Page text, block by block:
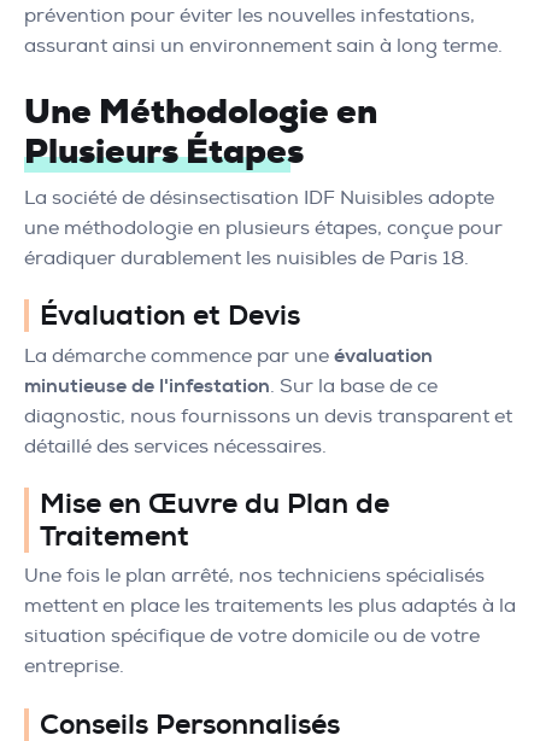
prévention pour éviter les nouvelles infestations,
assurant ainsi un environnement sain à long terme.
Une Méthodologie en
Plusieurs Étapes
La société de désinsectisation IDF Nuisibles adopte
une méthodologie en plusieurs étapes, conçue pour
éradiquer durablement les nuisibles de Paris 18.
Évaluation et Devis
La démarche commence par une évaluation
minutieuse de l'infestation. Sur la base de ce
diagnostic, nous fournissons un devis transparent et
détaillé des services nécessaires.
Mise en Œuvre du Plan de
Traitement
Une fois le plan arrêté, nos techniciens spécialisés
mettent en place les traitements les plus adaptés à la
situation spécifique de votre domicile ou de votre
entreprise.
Conseils Personnalisés